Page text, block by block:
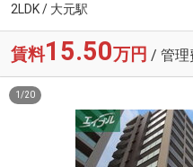
2LDK / 大元駅
賃料15.50万円 / 管理
1 /20